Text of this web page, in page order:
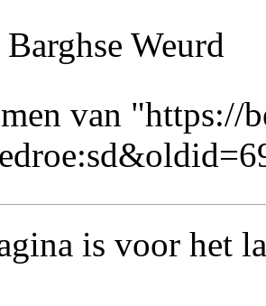
Weurd
van "https://
is voor het